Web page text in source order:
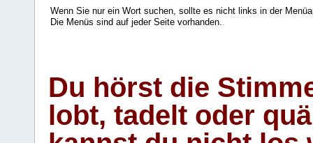
Wenn Sie nur ein Wort suchen, sollte es nicht links in der
Die Menüs sind auf jeder Seite vorhanden..
Du hörst die
lobt, tadelt oder